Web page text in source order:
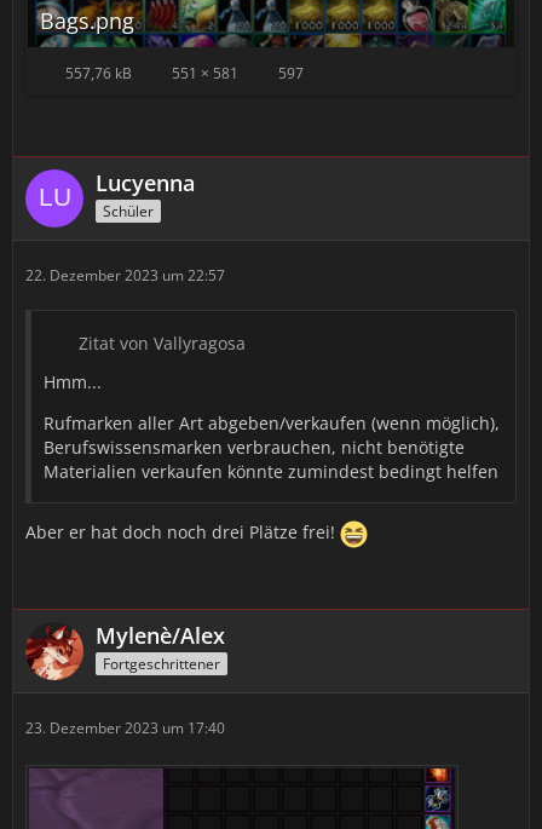
Bags.png
557,76 kB 551 × 581 597
Lucyenna
Schüler
22. Dezember 2023 um 22:57
Zitat von Vallyragosa
Hmm...
Rufmarken aller Art abgeben/verkaufen (wenn möglich),
Berufswissensmarken verbrauchen, nicht benötigte
Materialien verkaufen könnte zumindest bedingt helfen
Aber er hat doch noch drei Plätze frei!
Mylenè/Alex
Fortgeschrittener
23. Dezember 2023 um 17:40